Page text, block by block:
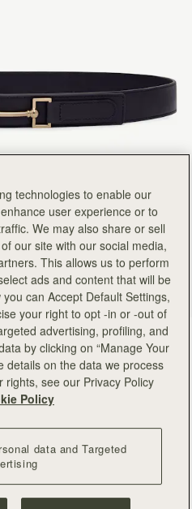
technologies to enable our
user experience or to
We may also share or sell
our site with our social media,
This allows us to perform
ads and content that will be
can Accept Default Settings,
your right to opt -in or -out of
advertising, profiling, and
by clicking on “Manage Your
details on the data we process
rights, see our Privacy Policy
Policy
data and Targeted